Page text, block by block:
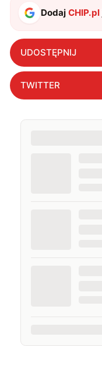
DodajCHIP.pl
UDOSTĘPNIJ
TWITTER